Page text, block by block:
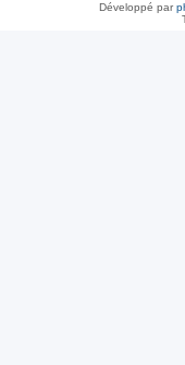
Développé par